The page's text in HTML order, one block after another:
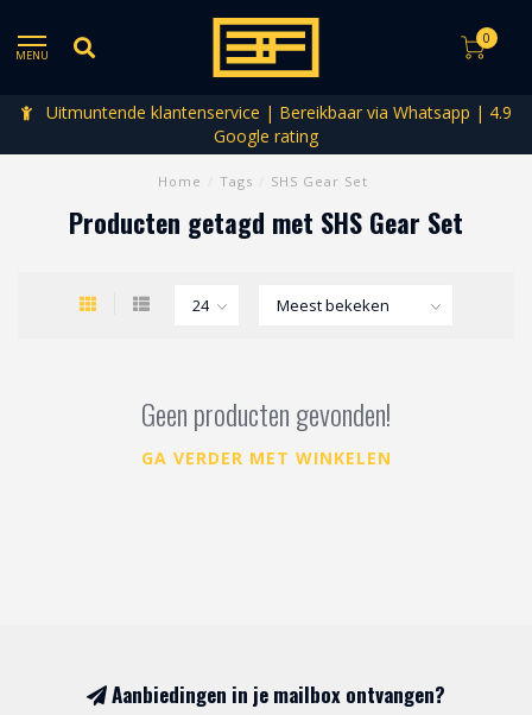
MENU
0
Uitmuntende klantenservice | Bereikbaar via Whatsapp | 4.9
Google rating
Home Tags SHS Gear Set
Producten getagd met SHS Gear Set
Geen producten gevonden!
GA VERDER MET WINKELEN
Aanbiedingen in je mailbox ontvangen?